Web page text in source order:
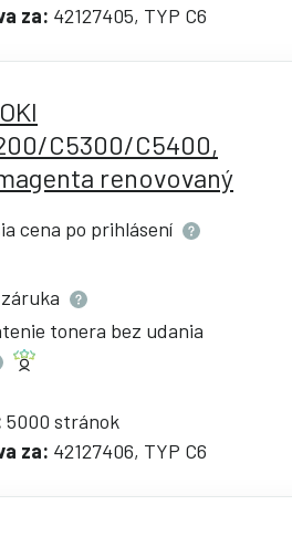
za: 42127405, TYP C6
C5300/C5400,
renovovaný
cena po prihlásení
záruka
tonera bez udania
5000 stránok
za: 42127406, TYP C6